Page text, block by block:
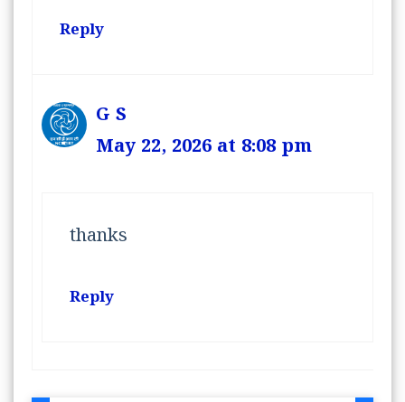
Reply
G S
May 22, 2026 at 8:08 pm
thanks
Reply